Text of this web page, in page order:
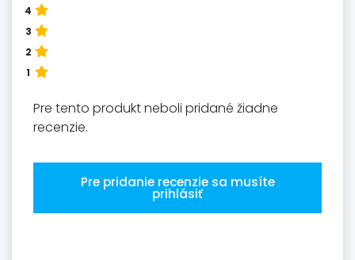
4
3
2
1
Pre tento produkt neboli pridané žiadne
recenzie.
Pre pridanie recenzie sa musíte
prihlásiť